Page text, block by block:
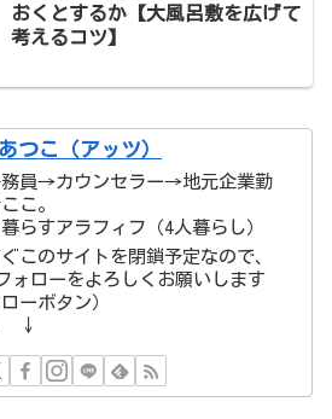
おくとするか【大風呂敷を広げて
考えるコツ】
つこ（アッツ）
務員→カウンセラー→地元企業勤
こ。
らすアラフィフ（4人暮らし）
このサイトを閉鎖予定なので、
ォローをよろしくお願いします
ローボタン）
↓